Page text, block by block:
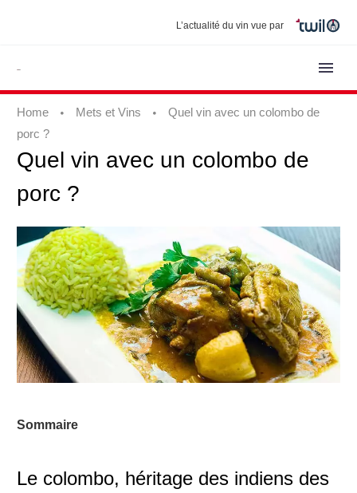
L’actualité du vin vue par
Home Mets et Vins
Quel vin avec un colombo de
porc ?
Quel vin avec un colombo de
porc ?
Sommaire
Le colombo, héritage des indiens des